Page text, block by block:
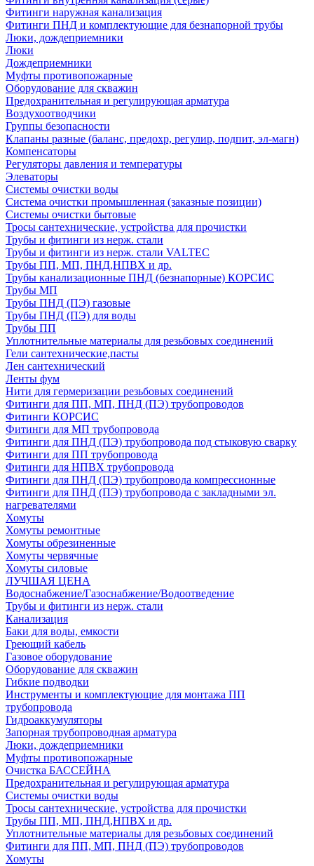
Фитинги наружная канализация
Фитинги ПНД и комплектующие для безнапорной трубы
Люки, дождеприемники
Люки
Дождеприемники
Муфты противопожарные
Оборудование для скважин
Предохранительная и регулирующая арматура
Воздухоотводчики
Группы безопасности
Клапаны разные (баланс, предохр, регулир, подпит, эл-магн)
Компенсаторы
Регуляторы давления и температуры
Элеваторы
Системы очистки воды
Система очистки промышленная (заказные позиции)
Системы очистки бытовые
Тросы сантехнические, устройства для прочистки
Трубы и фитинги из нерж. стали
Трубы и фитинги из нерж. стали VALTEC
Трубы ПП, МП, ПНД,НПВХ и др.
Трубы канализационные ПНД (безнапорные) КОРСИС
Трубы МП
Трубы ПНД (ПЭ) газовые
Трубы ПНД (ПЭ) для воды
Трубы ПП
Уплотнительные материалы для резьбовых соединений
Гели сантехнические,пасты
Лен сантехнический
Ленты фум
Нити для гермеризации резьбовых соединений
Фитинги для ПП, МП, ПНД (ПЭ) трубопроводов
Фитинги КОРСИС
Фитинги для МП трубопровода
Фитинги для ПНД (ПЭ) трубопровода под стыковую сварку
Фитинги для ПП трубопровода
Фитинги для НПВХ трубопровода
Фитинги для ПНД (ПЭ) трубопровода компрессионные
Фитинги для ПНД (ПЭ) трубопровода с закладными эл.
нагревателями
Хомуты
Хомуты ремонтные
Хомуты обрезиненные
Хомуты червячные
Хомуты силовые
ЛУЧШАЯ ЦЕНА
Водоснабжение/Газоснабжение/Водоотведение
Трубы и фитинги из нерж. стали
Канализация
Баки для воды, емкости
Греющий кабель
Газовое оборудование
Оборудование для скважин
Гибкие подводки
Инструменты и комплектующие для монтажа ПП
трубопровода
Гидроаккумуляторы
Запорная трубопроводная арматура
Люки, дождеприемники
Муфты противопожарные
Очистка БАССЕЙНА
Предохранительная и регулирующая арматура
Системы очистки воды
Тросы сантехнические, устройства для прочистки
Трубы ПП, МП, ПНД,НПВХ и др.
Уплотнительные материалы для резьбовых соединений
Фитинги для ПП, МП, ПНД (ПЭ) трубопроводов
Хомуты